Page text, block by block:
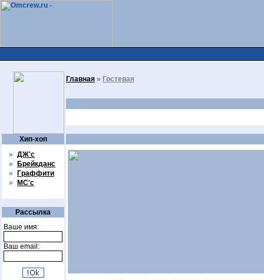
Хип-хоп
» ДЖ'с
»
Брейкданс
»
Граффити
»
МС'с
Рассылка
Ваше имя:
Ваш email:
Главная » Гостевая